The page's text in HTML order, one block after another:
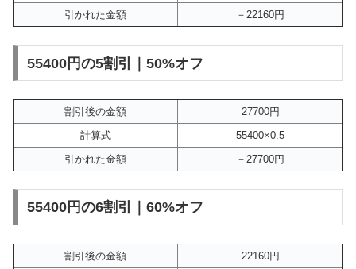
引かれた金額
－22160円
55400円の5割引｜50%オフ
割引後の金額
27700円
計算式
55400×0.5
引かれた金額
－27700円
55400円の6割引｜60%オフ
割引後の金額
22160円